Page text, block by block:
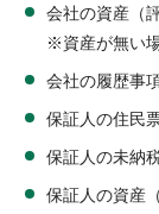
会社の資産（
※資産が無い
会社の履歴事
保証人の住民
保証人の未納
保証人の資産